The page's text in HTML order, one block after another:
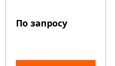
По запросу